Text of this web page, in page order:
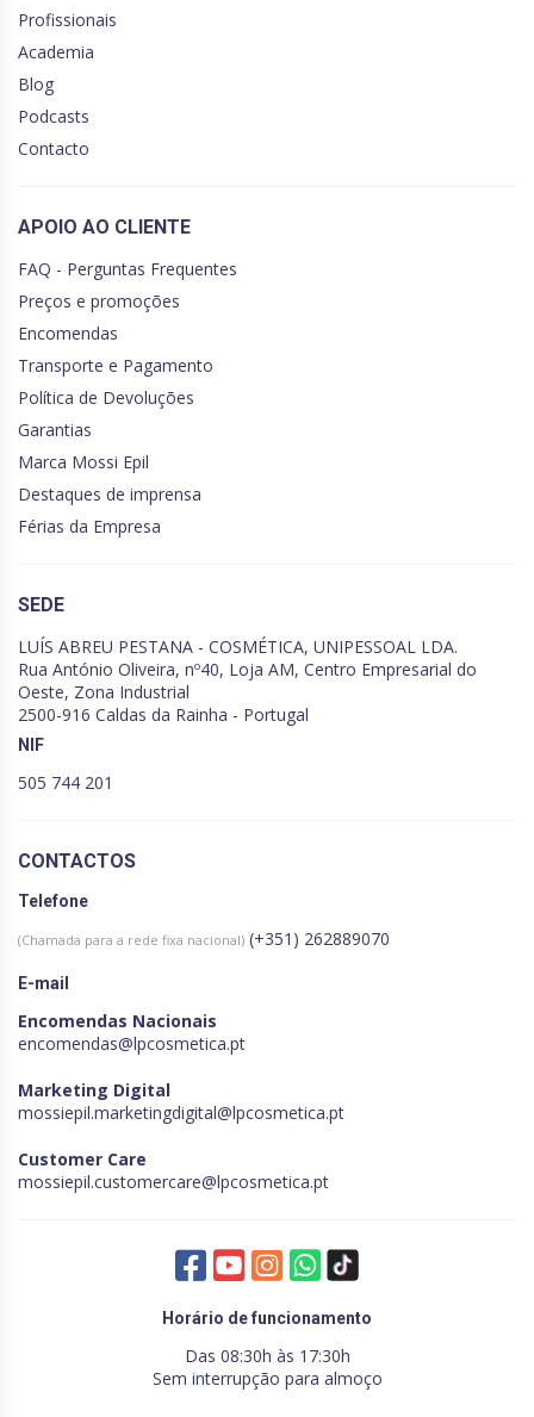
Profissionais
Academia
Blog
Podcasts
Contacto
APOIO AO CLIENTE
FAQ - Perguntas Frequentes
Preços e promoções
Encomendas
Transporte e Pagamento
Política de Devoluções
Garantias
Marca Mossi Epil
Destaques de imprensa
Férias da Empresa
SEDE
LUÍS ABREU PESTANA - COSMÉTICA, UNIPESSOAL LDA.
Rua António Oliveira, nº40, Loja AM, Centro Empresarial do
Oeste, Zona Industrial
2500-916 Caldas da Rainha - Portugal
NIF
505 744 201
CONTACTOS
Telefone
(Chamada para a rede fixa nacional) (+351) 262889070
E-mail
Encomendas Nacionais
encomendas@lpcosmetica.pt
Marketing Digital
mossiepil.marketingdigital@lpcosmetica.pt
Customer Care
mossiepil.customercare@lpcosmetica.pt
Horário de funcionamento
Das 08:30h às 17:30h
Sem interrupção para almoço